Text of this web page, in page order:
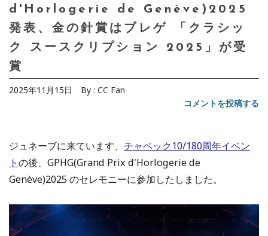
d'Horlogerie de Genève)2025
発表、金の針賞はブレゲ 「クラシッ
ク スースクリプション 2025」が受
賞
2025年11月15日 By : CC Fan
コメントを投稿する
ジュネーブに来ています、 チャペック10/180周年イベン
トの後、GPHG(Grand Prix d'Horlogerie de
Genève)2025 のセレモニーに参加したしました。